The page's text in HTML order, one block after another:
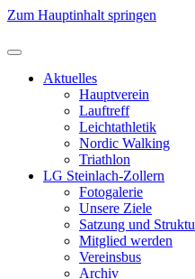
Zum Hauptinhalt springen
Aktuelles
Hauptverein
Lauftreff
Leichtathletik
Nordic Walking
Triathlon
LG Steinlach-Zollern
Fotogalerie
Unsere Ziele
Satzung und
Mitglied werden
Vereinsbus
Archiv